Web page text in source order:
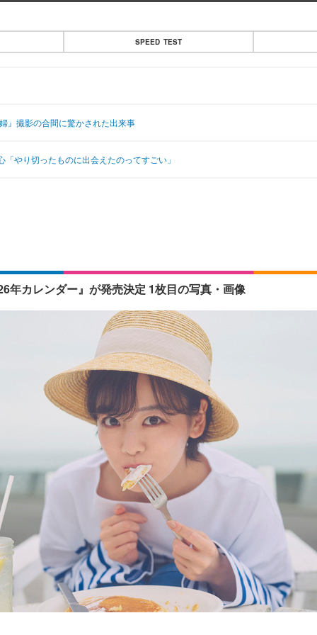
SPEED TEST
』撮影の合間に驚かされた出来事
やり切ったものに出会えたのってすごい」
年カレンダー』が発売決定 1枚目の写真・画像